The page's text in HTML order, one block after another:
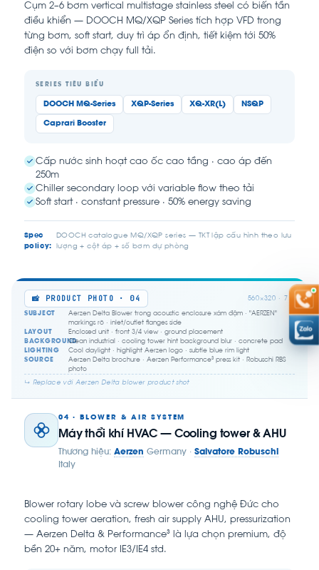
Cụm 2–6 bơm vertical multistage stainless steel có biến tần
điều khiển — DOOCH MQ/XQP Series tích hợp VFD trong
từng bơm, soft start, duy trì áp ổn định, tiết kiệm tới 50%
điện so với bơm chạy full tải.
SERIES TIÊU BIỂU
DOOCH MQ-Series XQP-Series XQ-XR(L) NSQP
Caprari Booster
Cấp nước sinh hoạt cao ốc cao tầng · cao áp đến
250m
Chiller secondary loop với variable flow theo tải
Soft start · constant pressure · 50% energy saving
Spec
policy:
DOOCH catalogue MQ/XQP series — TKT lập cấu hình theo lưu
lượng + cột áp + số bơm dự phòng
📸 PRODUCT PHOTO · 04 560×320 · 7:4
SUBJECT
Aerzen Delta Blower trong acoustic enclosure xám đậm · "AERZEN"
markings rõ · inlet/outlet flanges side
LAYOUT
Enclosed unit · front 3/4 view · ground placement
BACKGROUNDClean industrial · cooling tower hint background blur · concrete pad
LIGHTING
Cool daylight · highlight Aerzen logo · subtle blue rim light
SOURCE
Aerzen Delta brochure · Aerzen Performance³ press kit · Robuschi RBS
photo
↳ Replace với Aerzen Delta blower product shot
04 · BLOWER & AIR SYSTEM
Máy thổi khí HVAC — Cooling tower & AHU
Thương hiệu: Aerzen Germany · Salvatore Robuschi
Italy
Blower rotary lobe và screw blower công nghệ Đức cho
cooling tower aeration, fresh air supply AHU, pressurization
— Aerzen Delta & Performance³ là lựa chọn premium, độ
bền 20+ năm, motor IE3/IE4 std.